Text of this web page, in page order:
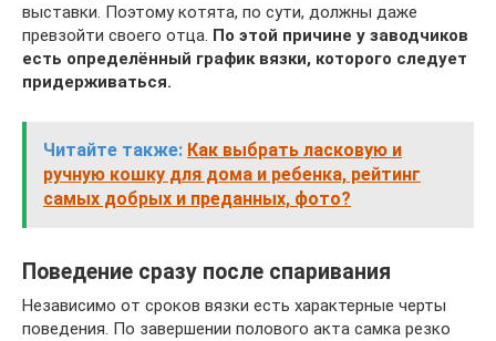
выставки. Поэтому котята, по сути, должны даже
превзойти своего отца. По этой причине у заводчиков
есть определённый график вязки, которого следует
придерживаться.
Читайте также: Как выбрать ласковую и
ручную кошку для дома и ребенка, рейтинг
самых добрых и преданных, фото?
Поведение сразу после спаривания
Независимо от сроков вязки есть характерные черты
поведения. По завершении полового акта самка резко